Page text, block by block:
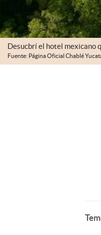
Desucbrí el hotel mexicano
Fuente: Página Oficial Chablé